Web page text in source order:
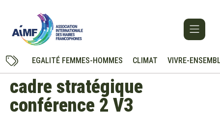
EGALITÉ FEMMES-HOMMES CLIMAT VIVRE-
cadre stratégique
conférence 2 V3